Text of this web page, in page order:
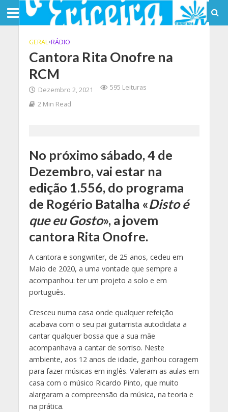
GERAL•RÁDIO
Cantora Rita Onofre na
RCM
Dezembro 2, 2021
595 Leituras
2 Min Read
No próximo sábado, 4 de
Dezembro, vai estar na
edição 1.556, do programa
de Rogério Batalha «Disto é
que eu Gosto», a jovem
cantora Rita Onofre.
A cantora e songwriter, de 25 anos, cedeu em
Maio de 2020, a uma vontade que sempre a
acompanhou: ter um projeto a solo e em
português.
Cresceu numa casa onde qualquer refeição
acabava com o seu pai guitarrista autodidata a
cantar qualquer bossa que a sua mãe
acompanhava a cantar de sorriso. Neste
ambiente, aos 12 anos de idade, ganhou coragem
para fazer músicas em inglês. Valeram as aulas em
casa com o músico Ricardo Pinto, que muito
alargaram a compreensão da música, na teoria e
na prática.